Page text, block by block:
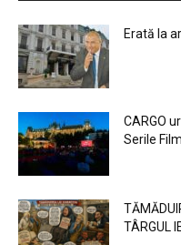
Erată la
CARGO
Serile
TÂRGUL